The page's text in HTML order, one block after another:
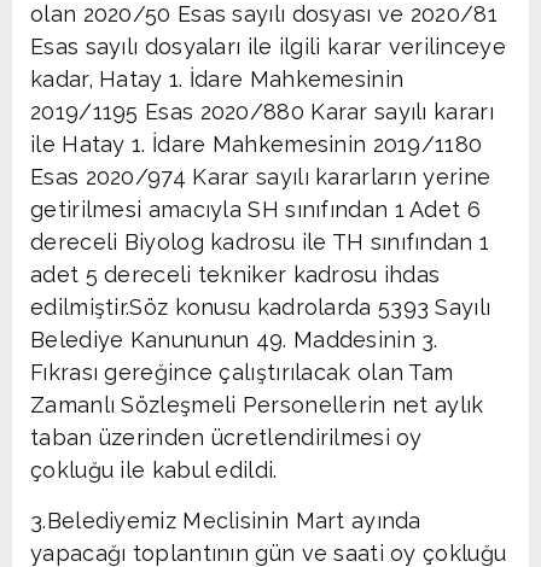
olan 2020/50 Esas sayılı dosyası ve 2020/81
Esas sayılı dosyaları ile ilgili karar verilinceye
kadar, Hatay 1. İdare Mahkemesinin
2019/1195 Esas 2020/880 Karar sayılı kararı
ile Hatay 1. İdare Mahkemesinin 2019/1180
Esas 2020/974 Karar sayılı kararların yerine
getirilmesi amacıyla SH sınıfından 1 Adet 6
dereceli Biyolog kadrosu ile TH sınıfından 1
adet 5 dereceli tekniker kadrosu ihdas
edilmiştir.Söz konusu kadrolarda 5393 Sayılı
Belediye Kanununun 49. Maddesinin 3.
Fıkrası gereğince çalıştırılacak olan Tam
Zamanlı Sözleşmeli Personellerin net aylık
taban üzerinden ücretlendirilmesi oy
çokluğu ile kabul edildi.
3.Belediyemiz Meclisinin Mart ayında
yapacağı toplantının gün ve saati oy çokluğu